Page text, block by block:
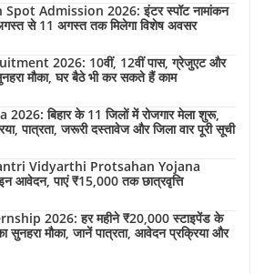
Admission 2026: इंटर स्पॉट नामांकन
से 11 अगस्त तक मिलेगा विशेष अवसर
2026: 10वीं, 12वीं पास, ग्रेजुएट और
मौका, घर बैठे भी कर सकते हैं काम
बिहार के 11 जिलों में रोजगार मेला शुरू,
पात्रता, जरूरी दस्तावेज और जिला वार पूरी सूची
Vidyarthi Protsahan Yojana
आवेदन, पाएं ₹15,000 तक छात्रवृत्ति
2026: हर महीने ₹20,000 स्टाइपेंड के
सुनहरा मौका, जानें पात्रता, आवेदन प्रक्रिया और